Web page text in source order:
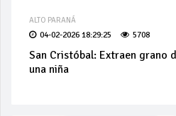
ALTO PARANÁ
04-02-2026 18:29:25 5708
San Cristóbal: Extraen grano
una niña